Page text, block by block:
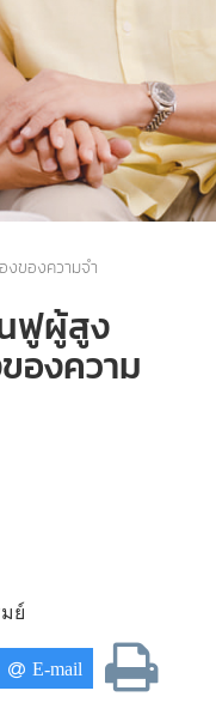
ของความจำ
ฟูผู้สูง
องความ
ย์
E-mail